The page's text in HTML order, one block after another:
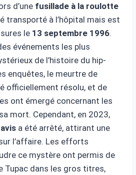
d’une fusillade à la roulotte
transporté à l’hôpital mais est
le 13 septembre 1996.
événements les plus
de l’histoire du hip-
enquêtes, le meurtre de
officiellement résolu, et de
ont émergé concernant les
mort. Cependant, en 2023,
a été arrêté, attirant une
l’affaire. Les efforts
ce mystère ont permis de
Tupac dans les gros titres,